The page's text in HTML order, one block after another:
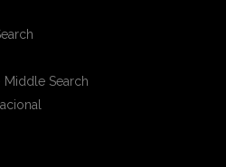
Middle Search